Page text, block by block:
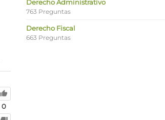
0
Derecho Administrativo
763 Preguntas
Derecho Fiscal
663 Preguntas